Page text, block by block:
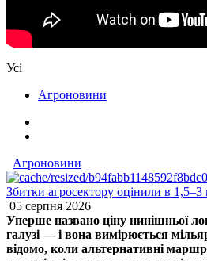
Усі
Агроновини
Агроновини
Збитки агросектору оцінили в 1,5–3
05 серпня 2026
Уперше названо ціну нинішньої
галузі — і вона вимірюється
відомо, коли альтернативні